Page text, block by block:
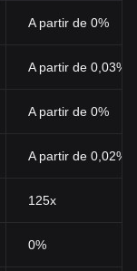
A partir de 0%
A partir de 0,03%
A partir de 0%
A partir de 0,02%
125x
0%